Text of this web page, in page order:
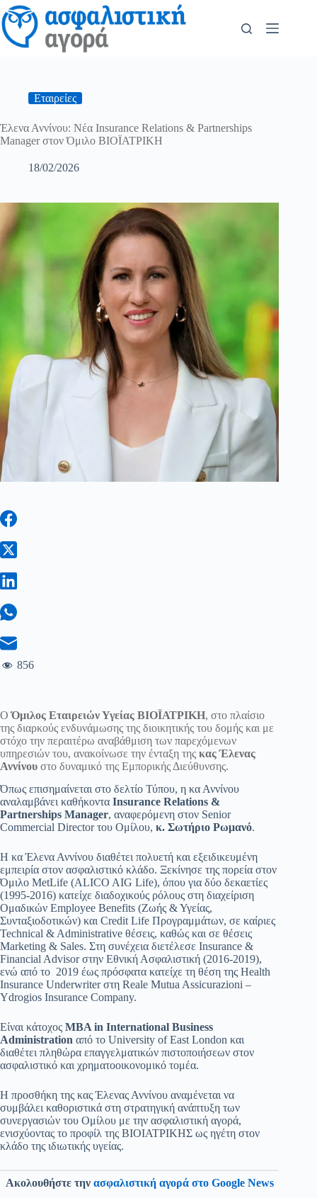
Εταιρείες
Έλενα Αννίνου: Νέα Insurance Relations & Partnerships
Manager στον Όμιλο ΒΙΟΪΑΤΡΙΚΗ
18/02/2026
856
ΟΌμιλος Εταιρειών Υγείας ΒΙΟΪΑΤΡΙΚΗ, στο πλαίσιο
της διαρκούς ενδυνάμωσης της διοικητικής του δομής και με
στόχο την περαιτέρω αναβάθμιση των παρεχόμενων
υπηρεσιών του, ανακοίνωσε την ένταξη της κας Έλενας
Αννίνου στο δυναμικό της Εμπορικής Διεύθυνσης.
Όπως επισημαίνεται στο δελτίο Τύπου, η κα Αννίνου
αναλαμβάνει καθήκοντα Insurance Relations &
Partnerships Manager, αναφερόμενη στον Senior
Commercial Director του Ομίλου, κ. Σωτήριο Ρωμανό.
Η κα Έλενα Αννίνου διαθέτει πολυετή και εξειδικευμένη
εμπειρία στον ασφαλιστικό κλάδο. Ξεκίνησε της πορεία στον
Όμιλο MetLife (ALICO AIG Life), όπου για δύο δεκαετίες
(1995-2016) κατείχε διαδοχικούς ρόλους στη διαχείριση
Ομαδικών Employee Benefits (Ζωής & Υγείας,
Συνταξιοδοτικών) και Credit Life Προγραμμάτων, σε καίριες
Technical & Administrative θέσεις, καθώς και σε θέσεις
Marketing & Sales. Στη συνέχεια διετέλεσε Insurance &
Financial Advisor στην Εθνική Ασφαλιστική (2016-2019),
ενώ από το 2019 έως πρόσφατα κατείχε τη θέση της Health
Insurance Underwriter στη Reale Mutua Assicurazioni –
Ydrogios Insurance Company.
Είναι κάτοχος MBA in International Business
Administration από το University of East London και
διαθέτει πληθώρα επαγγελματικών πιστοποιήσεων στον
ασφαλιστικό και χρηματοοικονομικό τομέα.
Η προσθήκη της κας Έλενας Αννίνου αναμένεται να
συμβάλει καθοριστικά στη στρατηγική ανάπτυξη των
συνεργασιών του Ομίλου με την ασφαλιστική αγορά,
ενισχύοντας το προφίλ της ΒΙΟΙΑΤΡΙΚΗΣ ως ηγέτη στον
κλάδο της ιδιωτικής υγείας.
Ακολουθήστε την ασφαλιστική αγορά στο Google News